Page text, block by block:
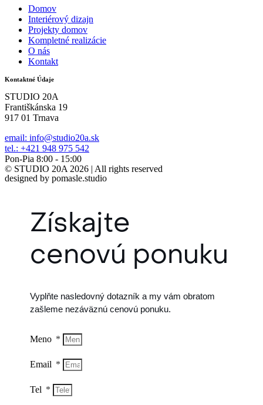
Domov
Interiérový dizajn
Projekty domov
Kompletné realizácie
O nás
Kontakt
Kontaktné Údaje
STUDIO 20A
Františkánska 19
917 01 Trnava
email: info@studio20a.sk
tel.: +421 948 975 542
Pon-Pia 8:00 - 15:00
© STUDIO 20A 2026 | All rights reserved
designed by pomasle.studio
Získajte
cenovú ponuku
Vyplňte nasledovný dotazník a my vám obratom
zašleme nezáväznú cenovú ponuku.
Meno
Email
Tel